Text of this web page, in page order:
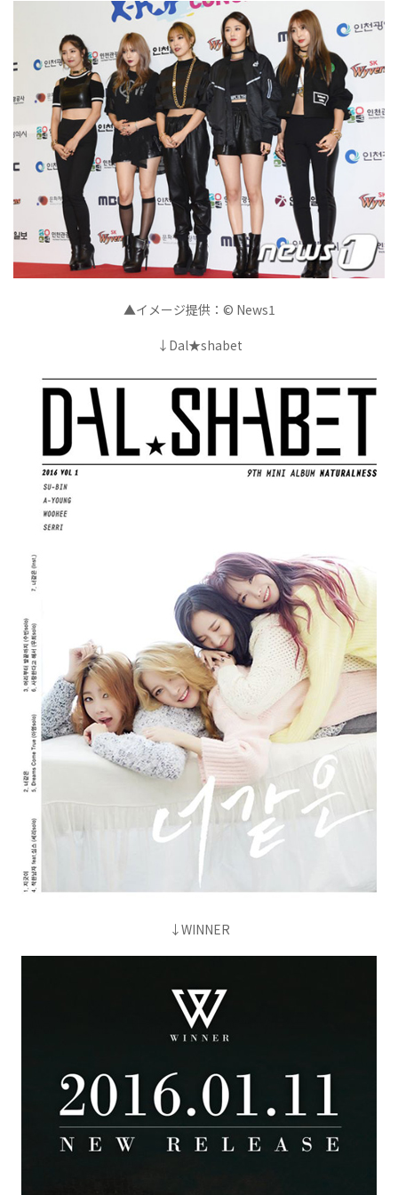
▲イメージ提供：© News1
↓Dal★shabet
↓WINNER